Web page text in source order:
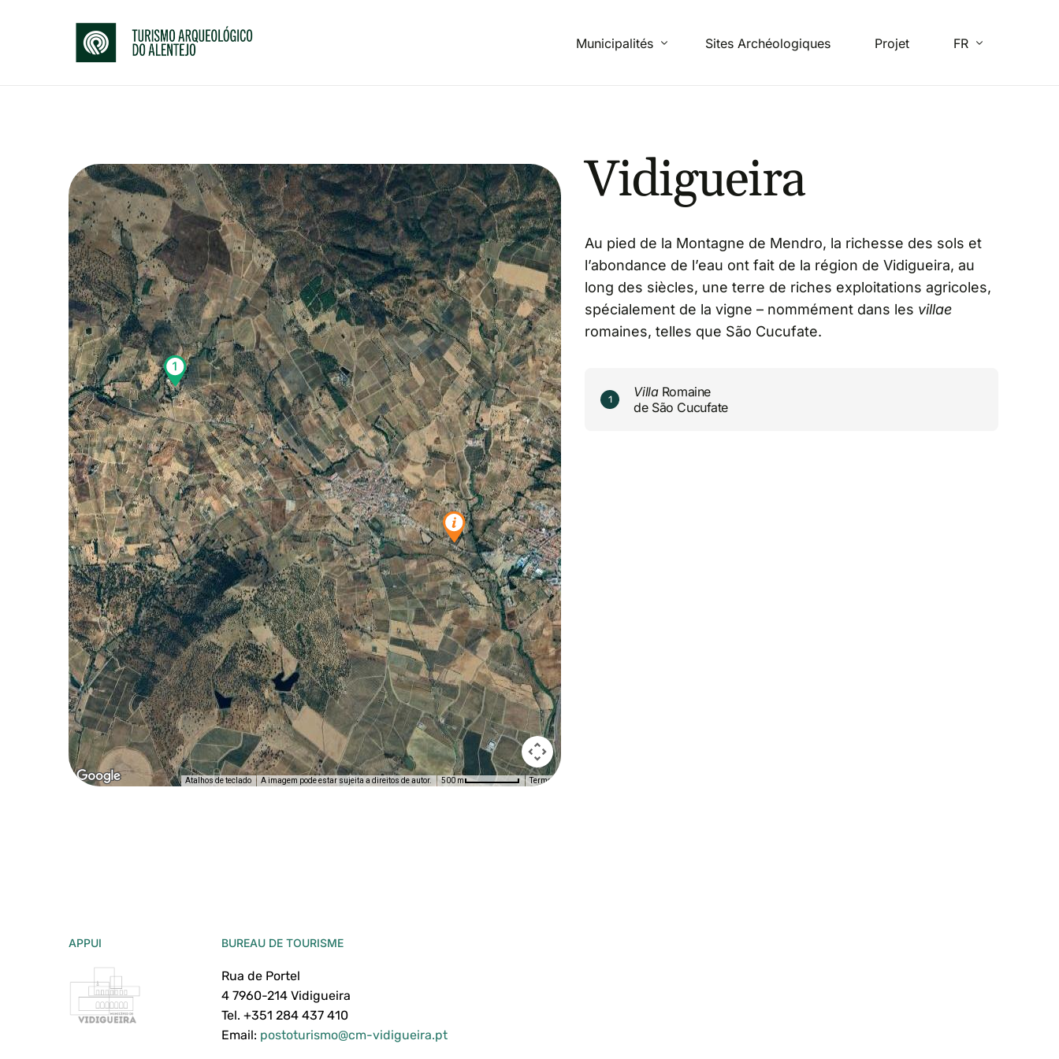
Municipalités
Campo Maior
Mértola
Monforte
Ourique
Santiago do Cacém
Vidigueira
Sites Archéologiques Projet FR
Atalhos de teclado A imagem pode estar sujeita a direitos de autor. 500 m Termos
Vidigueira
Au pied de la Montagne de Mendro, la richesse des sols et
l’abondance de l’eau ont fait de la région de Vidigueira, au
long des siècles, une terre de riches exploitations agricoles,
spécialement de la vigne – nommément dans les villae
romaines, telles que São Cucufate.
1 VillaRomaine
de São Cucufate
APPUI BUREAU DE TOURISME
Rua de Portel
4 7960-214 Vidigueira
Tel. +351 284 437 410
Email: postoturismo@cm-vidigueira.pt